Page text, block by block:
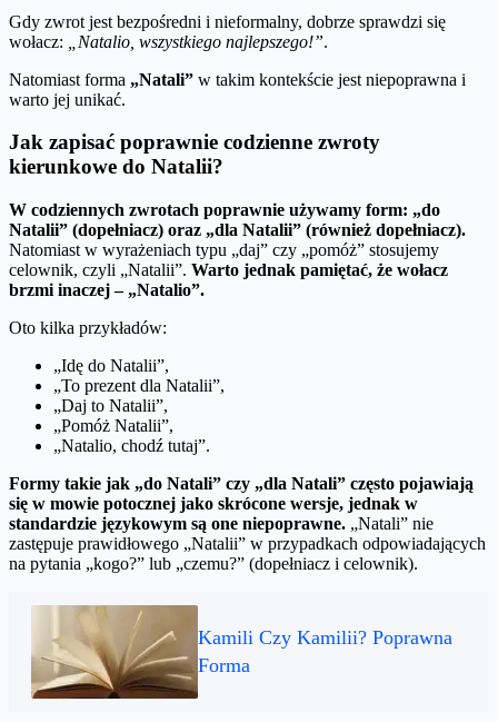
Gdy zwrot jest bezpośredni i nieformalny, dobrze sprawdzi się
wołacz:
„Natalio, wszystkiego najlepszego!”.
Natomiast forma „Natali” w takim kontekście jest niepoprawna i
warto jej unikać.
Jak zapisać poprawnie codzienne zwroty
kierunkowe do Natalii?
W codziennych zwrotach poprawnie używamy form: „do
Natalii” (dopełniacz) oraz „dla Natalii” (również dopełniacz).
Natomiast w wyrażeniach typu „daj” czy „pomóż” stosujemy
celownik, czyli „Natalii”. Warto jednak pamiętać, że wołacz
brzmi inaczej – „Natalio”.
Oto kilka przykładów:
„Idę do Natalii”,
„To prezent dla Natalii”,
„Daj to Natalii”,
„Pomóż Natalii”,
„Natalio, chodź tutaj”.
Formy takie jak „do Natali” czy „dla Natali” często pojawiają
się w mowie potocznej jako skrócone wersje, jednak w
standardzie językowym są one niepoprawne. „Natali” nie
zastępuje prawidłowego „Natalii” w przypadkach odpowiadających
na pytania „kogo?” lub „czemu?” (dopełniacz i celownik).
Kamili Czy Kamilii? Poprawna
Forma